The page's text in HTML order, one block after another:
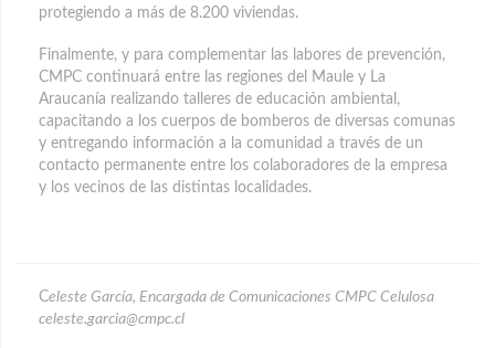
protegiendo a más de 8.200 viviendas.
Finalmente, y para complementar las labores de prevención,
CMPC continuará entre las regiones del Maule y La
Araucanía realizando talleres de educación ambiental,
capacitando a los cuerpos de bomberos de diversas comunas
y entregando información a la comunidad a través de un
contacto permanente entre los colaboradores de la empresa
y los vecinos de las distintas localidades.
Celeste García, Encargada de Comunicaciones CMPC Celulosa
celeste.garcia@cmpc.cl